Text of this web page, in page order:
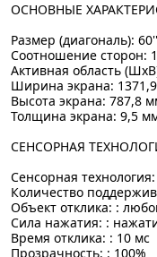
ОСНОВНЫЕ
Размер (диагональ): 60''
Соотношение сторон:
Активная область
Ширина экрана:
Высота экрана: 787,8
Толщина экрана: 9,5
СЕНСОРНАЯ
Сенсорная
Количество
Объект отклика: :
Сила нажатия: :
Время отклика: : 10 мс
Прозрачность: : 100%